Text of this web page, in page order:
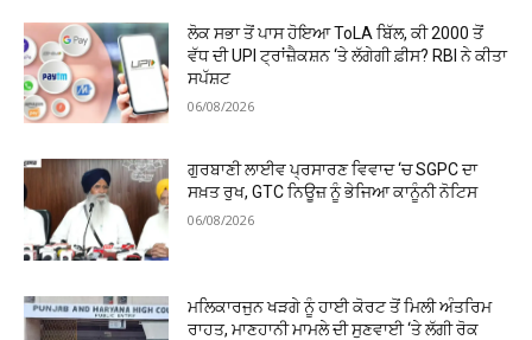
ਲੋਕ ਸਭਾ ਤੋਂ ਪਾਸ ਹੋਇਆ ToLA ਬਿੱਲ, ਕੀ ₹2000 ਤੋਂ
ਵੱਧ ਦੀ UPI ਟ੍ਰਾਂਜ਼ੈਕਸ਼ਨ ‘ਤੇ ਲੱਗੇਗੀ ਫ਼ੀਸ? RBI ਨੇ ਕੀਤਾ
ਸਪੱਸ਼ਟ
06/08/2026
ਗੁਰਬਾਣੀ ਲਾਈਵ ਪ੍ਰਸਾਰਣ ਵਿਵਾਦ ‘ਚ SGPC ਦਾ
ਸਖ਼ਤ ਰੁਖ, GTC ਨਿਊਜ਼ ਨੂੰ ਭੇਜਿਆ ਕਾਨੂੰਨੀ ਨੋਟਿਸ
06/08/2026
ਮਲਿਕਾਰਜੁਨ ਖੜਗੇ ਨੂੰ ਹਾਈ ਕੋਰਟ ਤੋਂ ਮਿਲੀ ਅੰਤਰਿਮ
ਰਾਹਤ, ਮਾਣਹਾਨੀ ਮਾਮਲੇ ਦੀ ਸੁਣਵਾਈ ‘ਤੇ ਲੱਗੀ ਰੋਕ